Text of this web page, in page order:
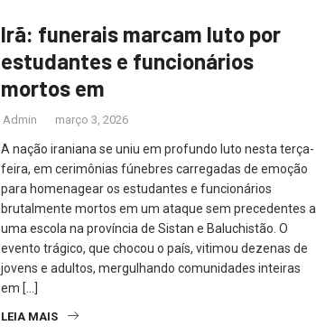
Irã: funerais marcam luto por
estudantes e funcionários
mortos em
Admin março 3, 2026
A nação iraniana se uniu em profundo luto nesta terça-
feira, em cerimônias fúnebres carregadas de emoção
para homenagear os estudantes e funcionários
brutalmente mortos em um ataque sem precedentes a
uma escola na província de Sistan e Baluchistão. O
evento trágico, que chocou o país, vitimou dezenas de
jovens e adultos, mergulhando comunidades inteiras
em […]
LEIA MAIS